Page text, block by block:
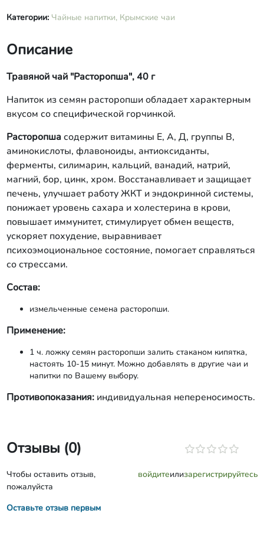
Категории: Чайные напитки, Крымские чаи
Описание
Травяной чай "Расторопша", 40 г
Напиток из семян расторопши обладает характерным
вкусом со специфической горчинкой.
Расторопшасодержит витамины Е, А, Д, группы В,
аминокислоты, флавоноиды, антиоксиданты,
ферменты, силимарин, кальций, ванадий, натрий,
магний, бор, цинк, хром. Восстанавливает и защищает
печень, улучшает работу ЖКТ и эндокринной системы,
понижает уровень сахара и холестерина в крови,
повышает иммунитет, стимулирует обмен веществ,
ускоряет похудение, выравнивает
психоэмоциональное состояние, помогает справляться
со стрессами.
Состав:
измельченные семена расторопши.
Применение:
1 ч. ложку семян расторопши залить стаканом кипятка,
настоять 10-15 минут. Можно добавлять в другие чаи и
напитки по Вашему выбору.
Противопоказания:индивидуальная непереносимость.
Отзывы (0)
Чтобы оставить отзыв,
пожалуйста
войдитеилизарегистрируйтесь
Оставьте отзыв первым